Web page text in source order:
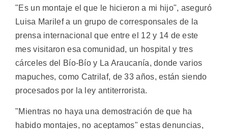
"Es un montaje el que le hicieron a mi hijo", aseguró
Luisa Marilef a un grupo de corresponsales de la
prensa internacional que entre el 12 y 14 de este
mes visitaron esa comunidad, un hospital y tres
cárceles del Bío-Bío y La Araucanía, donde varios
mapuches, como Catrilaf, de 33 años, están siendo
procesados por la ley antiterrorista.
"Mientras no haya una demostración de que ha
habido montajes, no aceptamos" estas denuncias,